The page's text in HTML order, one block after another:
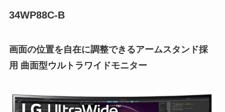
34WP88C-B
画面の位置を自在に調整できるアームスタンド採
用 曲面型ウルトラワイドモニター